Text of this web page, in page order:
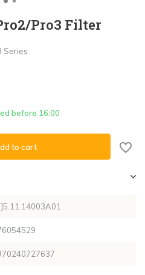
Pro3 Filter
Series
before 16:00
to cart